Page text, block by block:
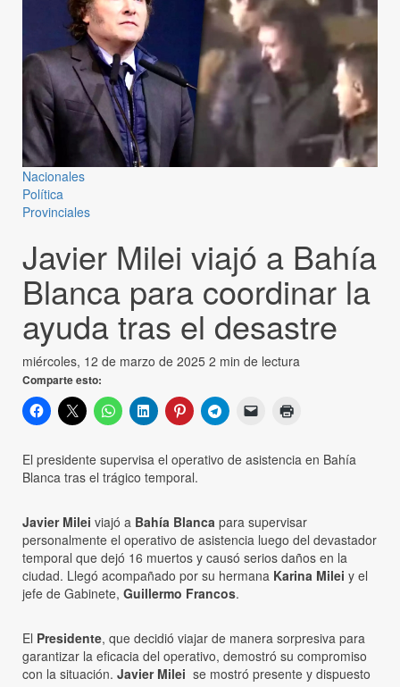
Nacionales
Política
Provinciales
Javier Milei viajó a Bahía
Blanca para coordinar la
ayuda tras el desastre
miércoles, 12 de marzo de 2025 2 min de lectura
Comparte esto:
El presidente supervisa el operativo de asistencia en Bahía
Blanca tras el trágico temporal.
Javier Milei viajó a Bahía Blanca para supervisar
personalmente el operativo de asistencia luego del devastador
temporal que dejó 16 muertos y causó serios daños en la
ciudad. Llegó acompañado por su hermana Karina Milei y el
jefe de Gabinete, Guillermo Francos.
El Presidente, que decidió viajar de manera sorpresiva para
garantizar la eficacia del operativo, demostró su compromiso
con la situación. Javier Milei se mostró presente y dispuesto